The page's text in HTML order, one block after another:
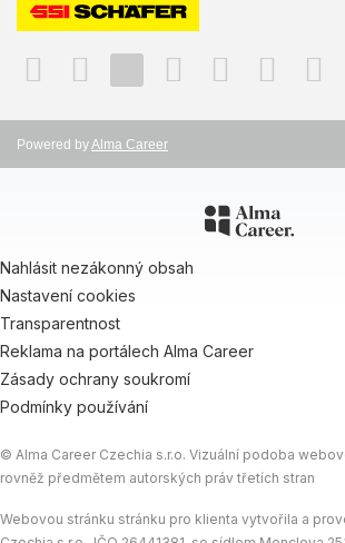
Powered byAlma Career
Nahlásit nezákonný obsah
Nastavení cookies
Transparentnost
Reklama na portálech Alma Career
Zásady ochrany soukromí
Podmínky používání
© Alma Career Czechia s.r.o. Vizuální podoba
rovněž předmětem autorských práv třetích stran
Webovou stránku stránku pro klienta vytvořila a